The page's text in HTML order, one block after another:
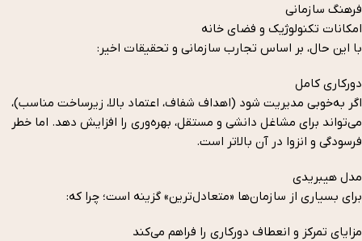
فرهنگ سازمانی
امکانات تکنولوژیک و فضای خانه
با این حال، بر اساس تجارب سازمانی و تحقیقات اخیر:
دورکاری کامل
اگر به‌خوبی مدیریت شود (اهداف شفاف، اعتماد بالا، زیرساخت مناسب)،
می‌تواند برای مشاغل دانشی و مستقل، بهره‌وری را افزایش دهد. اما خطر
فرسودگی و انزوا در آن بالاتر است.
مدل هیبریدی
برای بسیاری از سازمان‌ها «متعادل‌ترین» گزینه است؛ چرا که:
مزایای تمرکز و انعطاف دورکاری را فراهم می‌کند